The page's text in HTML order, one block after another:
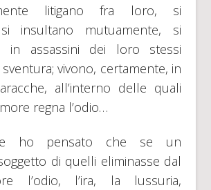
litigano fra loro, si
insultano mutuamente, si
in assassini dei loro stessi
vivono, certamente, in
all’interno delle quali
regna l’odio…
ho pensato che se un
di quelli eliminasse dal
l’odio, l’ira, la lussuria,